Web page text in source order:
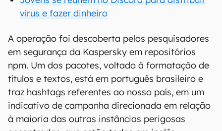
vírus e fazer dinheiro
A operação foi descoberta pelos pesquisadores
em segurança da Kaspersky em repositórios
npm. Um dos pacotes, voltado à formatação de
títulos e textos, está em português brasileiro e
traz hashtags referentes ao nosso país, em um
indicativo de campanha direcionada em relação
à maioria das outras instâncias perigosas